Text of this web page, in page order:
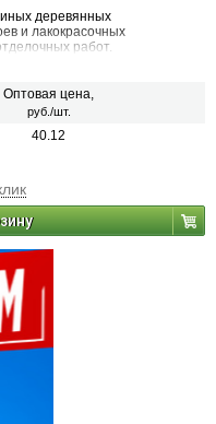
деревянных
и лакокрасочных
работ.
Оптовая цена,
руб./шт.
40.12